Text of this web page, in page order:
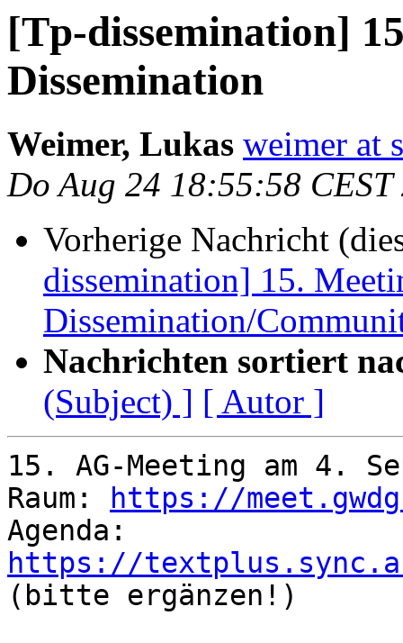
[Tp-dissemination]
Dissemination
Weimer, Lukas weimer at
Do Aug 24 18:55:58 CEST
Vorherige Nachricht
dissemination] 15.
Dissemination/
Nachrichten sortiert
(Subject) ] [ Autor ]
15. AG-Meeting am 4.
Raum:
https://
https://
(bitte ergänzen!)